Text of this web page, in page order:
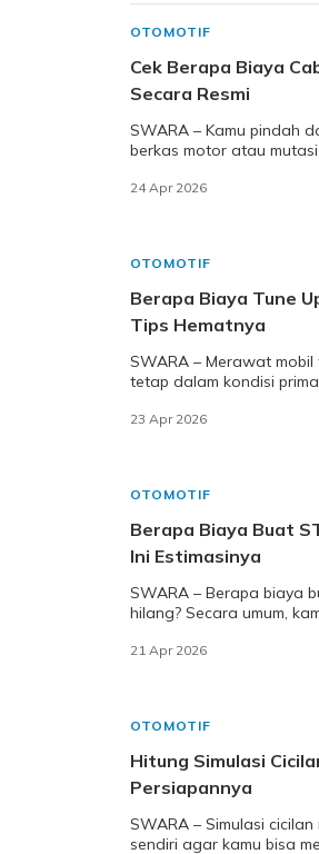
OTOMOTIF
Cek Berapa Biaya
Secara Resmi
SWARA – Kamu pindah
berkas motor atau
24 Apr 2026
OTOMOTIF
Berapa Biaya Tune
Tips Hematnya
SWARA – Merawat
tetap dalam kondisi
23 Apr 2026
OTOMOTIF
Berapa Biaya Buat
Ini Estimasinya
SWARA – Berapa biaya
hilang? Secara umum,
yang h
21 Apr 2026
OTOMOTIF
Hitung Simulasi
Persiapannya
SWARA – Simulasi
sendiri agar kamu bisa